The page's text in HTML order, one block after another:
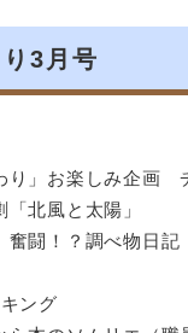
3月号
り」お楽しみ企画
「北風と太陽」
闘！？調べ物日記
ング